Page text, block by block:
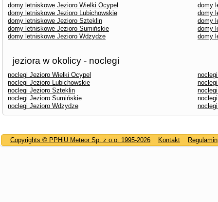
domy letniskowe Jezioro Wielki Ocypel
domy
domy letniskowe Jezioro Lubichowskie
domy
domy letniskowe Jezioro Szteklin
domy
domy letniskowe Jezioro Sumińskie
domy
domy letniskowe Jezioro Wdzydze
domy
jeziora w okolicy - noclegi
noclegi Jezioro Wielki Ocypel
noclegi Jezioro Lubichowskie
noclegi Jezioro Szteklin
noclegi Jezioro Sumińskie
noclegi Jezioro Wdzydze
Copyrights © PPHiU Meteor Sp. z o.o. 1995-2026 Kontakt Regulamin